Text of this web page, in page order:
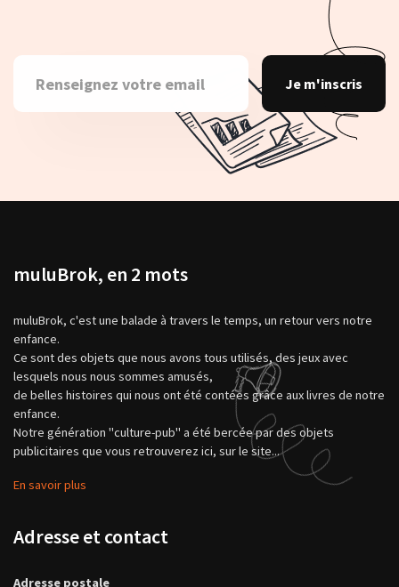
Je m'inscris
muluBrok, en 2 mots
muluBrok, c'est une balade à travers le temps, un retour vers notre
enfance.
Ce sont des objets que nous avons tous utilisés, des jeux avec
lesquels nous nous sommes amusés,
de belles histoires qui nous ont été contées grâce aux livres de notre
enfance.
Notre génération "culture-pub" a été bercée par des objets
publicitaires que vous retrouverez ici, sur le site...
En savoir plus
Adresse et contact
Adresse postale